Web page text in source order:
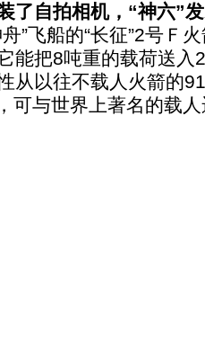
自拍相机，“神六”发
飞船的“长征”2号Ｆ
能把8吨重的载荷送入
从以往不载人火箭的
可与世界上著名的载